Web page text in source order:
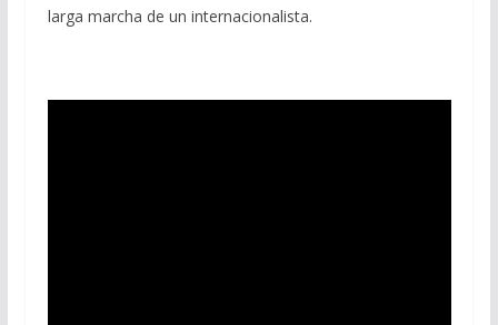
larga marcha de un internacionalista.